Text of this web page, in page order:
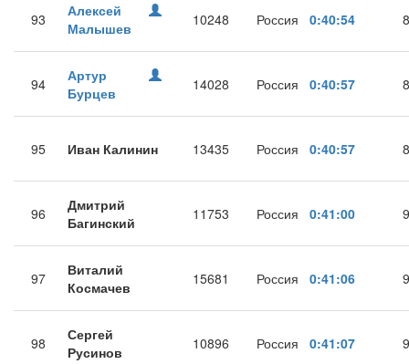
93
Алексей
Малышев
10248 Россия 0:40:54
94
Артур
Бурцев
14028 Россия 0:40:57
95 Иван Калинин 13435 Россия 0:40:57
96
Дмитрий
Багинский
11753 Россия 0:41:00
97
Виталий
Космачев
15681 Россия 0:41:06
98
Сергей
Русинов
10896 Россия 0:41:07